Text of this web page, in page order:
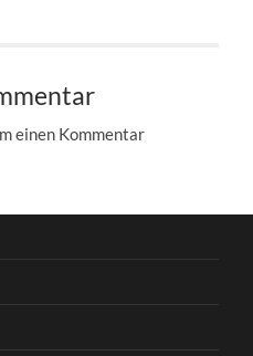
einen Kommentar